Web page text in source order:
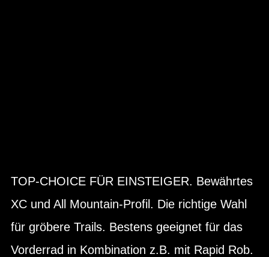
TOP-CHOICE FÜR EINSTEIGER. Bewährtes
XC und All Mountain-Profil. Die richtige Wahl
für gröbere Trails. Bestens geeignet für das
Vorderrad in Kombination z.B. mit Rapid Rob.